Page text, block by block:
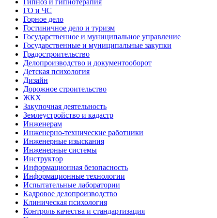
Гипноз и гипнотерапия
ГО и ЧС
Горное дело
Гостиничное дело и туризм
Государственное и муниципальное управление
Государственные и муниципальные закупки
Градостроительство
Делопроизводство и документооборот
Детская психология
Дизайн
Дорожное строительство
ЖКХ
Закупочная деятельность
Землеустройство и кадастр
Инженерам
Инженерно-технические работники
Инженерные изыскания
Инженерные системы
Инструктор
Информационная безопасность
Информационные технологии
Испытательные лаборатории
Кадровое делопроизводство
Клиническая психология
Контроль качества и стандартизация